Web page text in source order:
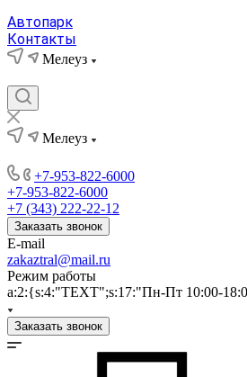
Автопарк
Контакты
Мелеуз
Мелеуз
+7-953-822-6000
+7-953-822-6000
+7 (343) 222-22-12
Заказать звонок
E-mail
zakaztral@mail.ru
Режим работы
a:2:{s:4:"TEXT";s:17:"Пн-Пт 10:00-
Заказать звонок